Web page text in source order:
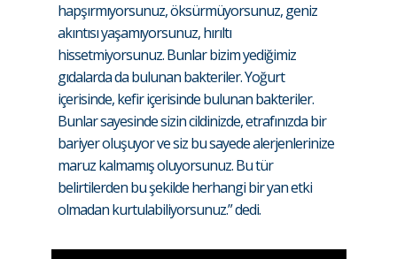
hapşırmıyorsunuz, öksürmüyorsunuz, geniz
akıntısı yaşamıyorsunuz, hırıltı
hissetmiyorsunuz. Bunlar bizim yediğimiz
gıdalarda da bulunan bakteriler. Yoğurt
içerisinde, kefir içerisinde bulunan bakteriler.
Bunlar sayesinde sizin cildinizde, etrafınızda bir
bariyer oluşuyor ve siz bu sayede alerjenlerinize
maruz kalmamış oluyorsunuz. Bu tür
belirtilerden bu şekilde herhangi bir yan etki
olmadan kurtulabiliyorsunuz.” dedi.